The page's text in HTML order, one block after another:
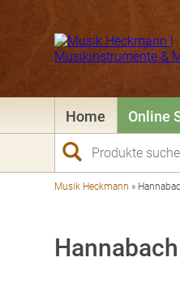
Home Online
Suchen
nach:
Musik Heckmann »